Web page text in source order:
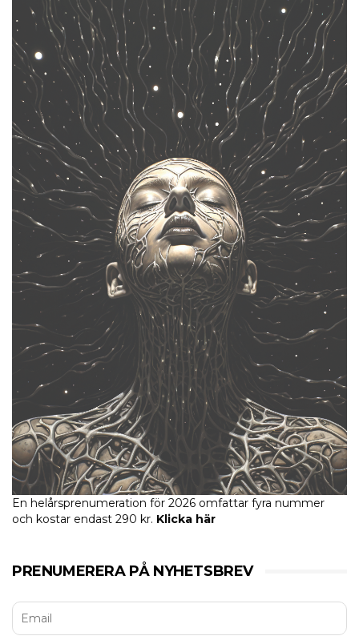
En helårsprenumeration för 2026 omfattar fyra nummer
och kostar endast 290 kr. Klicka här
PRENUMERERA PÅ NYHETSBREV